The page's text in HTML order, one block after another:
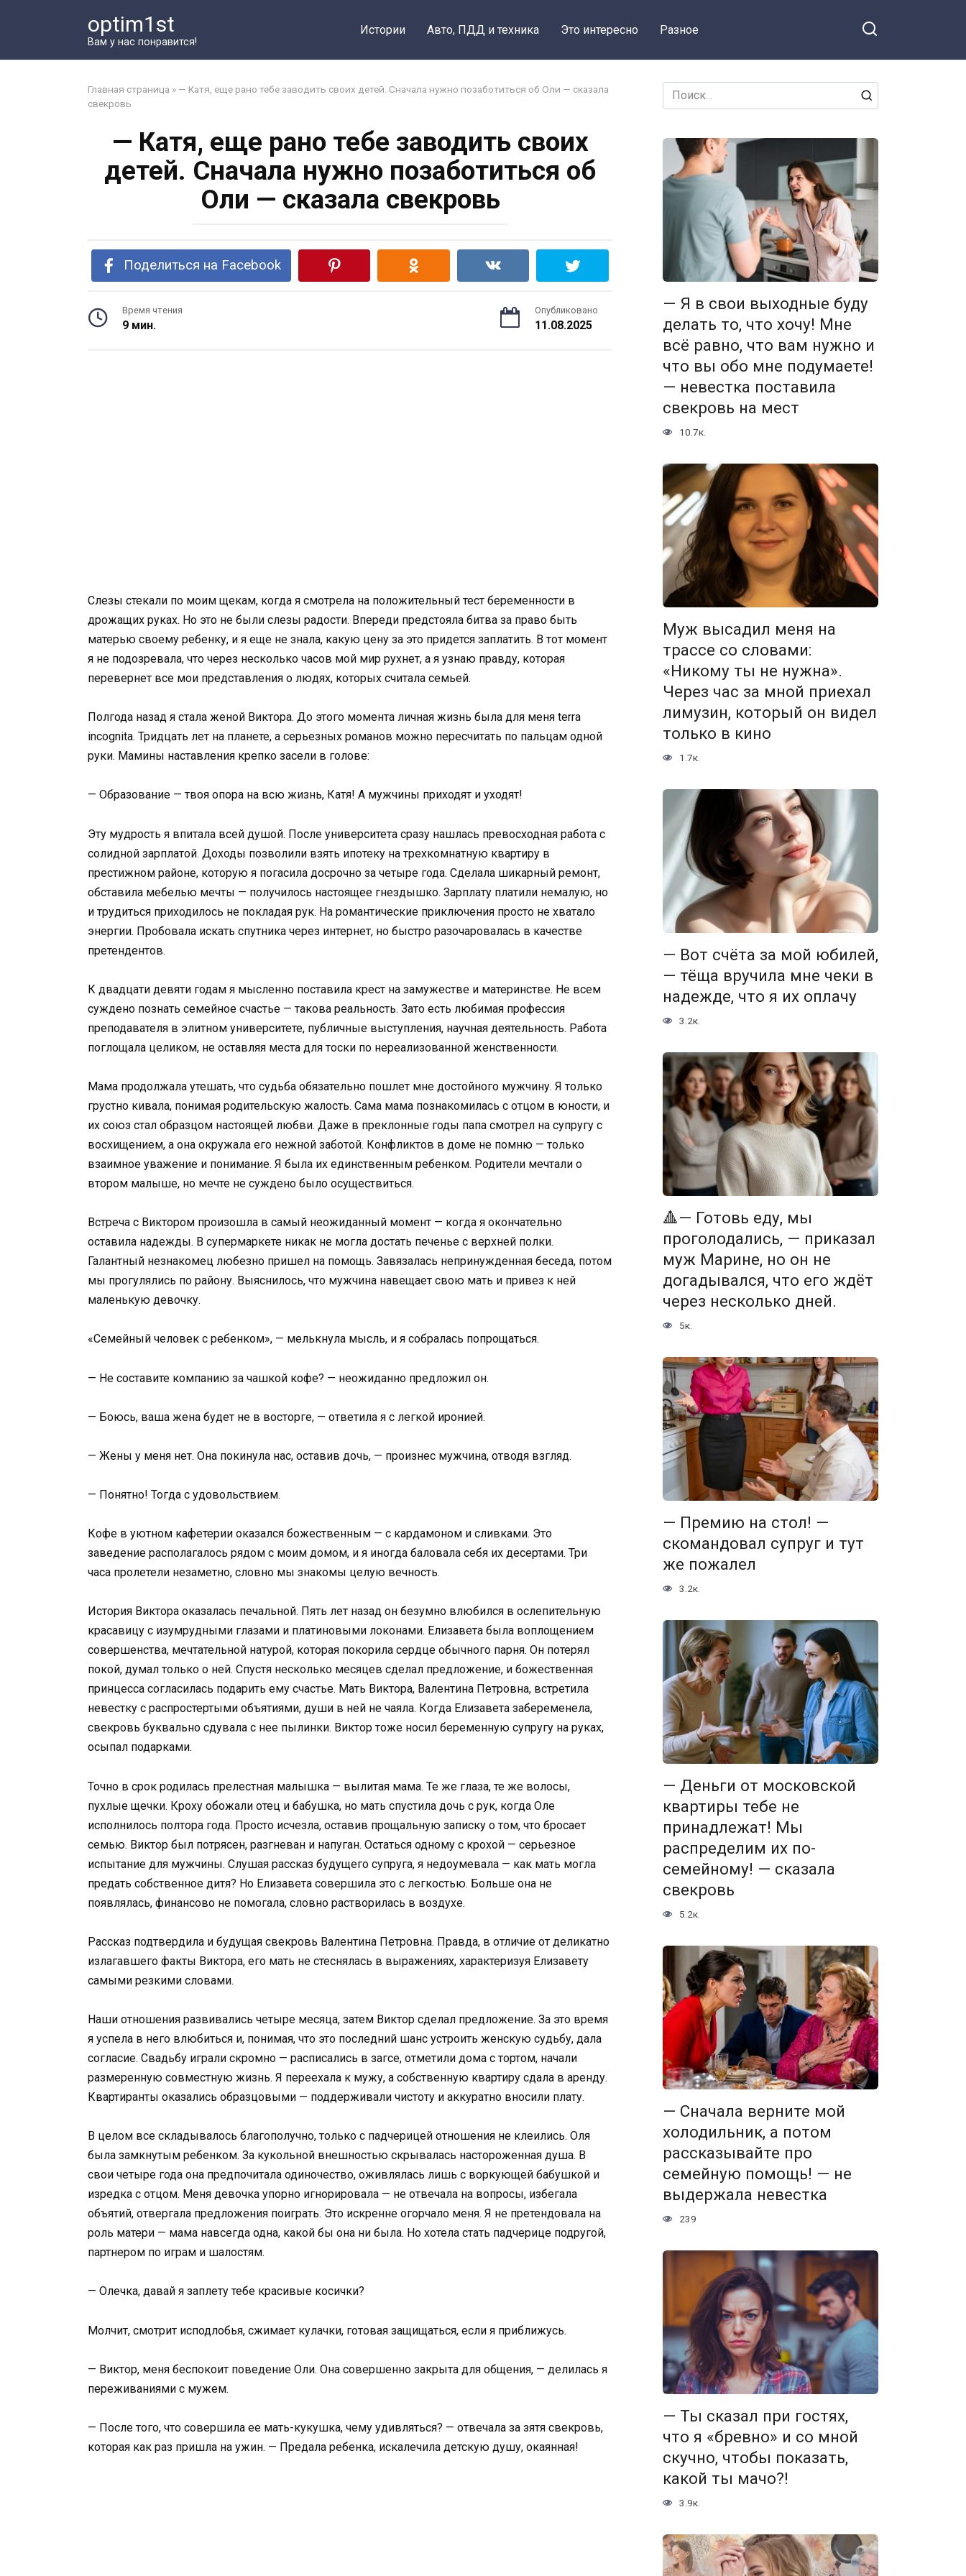
optim1st
Вам у нас понравится!
Истории Авто, ПДД и техника Это интересно Разное
Главная страница » — Катя, еще рано тебе заводить своих детей. Сначала нужно позаботиться об Оли — сказала
свекровь
— Катя, еще рано тебе заводить своих
детей. Сначала нужно позаботиться об
Оли — сказала свекровь
Поделиться на Facebook
Время чтения
9 мин.
Опубликовано
11.08.2025
Слезы стекали по моим щекам, когда я смотрела на положительный тест беременности в
дрожащих руках. Но это не были слезы радости. Впереди предстояла битва за право быть
матерью своему ребенку, и я еще не знала, какую цену за это придется заплатить. В тот момент
я не подозревала, что через несколько часов мой мир рухнет, а я узнаю правду, которая
перевернет все мои представления о людях, которых считала семьей.
Полгода назад я стала женой Виктора. До этого момента личная жизнь была для меня terra
incognita. Тридцать лет на планете, а серьезных романов можно пересчитать по пальцам одной
руки. Мамины наставления крепко засели в голове:
— Образование — твоя опора на всю жизнь, Катя! А мужчины приходят и уходят!
Эту мудрость я впитала всей душой. После университета сразу нашлась превосходная работа с
солидной зарплатой. Доходы позволили взять ипотеку на трехкомнатную квартиру в
престижном районе, которую я погасила досрочно за четыре года. Сделала шикарный ремонт,
обставила мебелью мечты — получилось настоящее гнездышко. Зарплату платили немалую, но
и трудиться приходилось не покладая рук. На романтические приключения просто не хватало
энергии. Пробовала искать спутника через интернет, но быстро разочаровалась в качестве
претендентов.
К двадцати девяти годам я мысленно поставила крест на замужестве и материнстве. Не всем
суждено познать семейное счастье — такова реальность. Зато есть любимая профессия
преподавателя в элитном университете, публичные выступления, научная деятельность. Работа
поглощала целиком, не оставляя места для тоски по нереализованной женственности.
Мама продолжала утешать, что судьба обязательно пошлет мне достойного мужчину. Я только
грустно кивала, понимая родительскую жалость. Сама мама познакомилась с отцом в юности, и
их союз стал образцом настоящей любви. Даже в преклонные годы папа смотрел на супругу с
восхищением, а она окружала его нежной заботой. Конфликтов в доме не помню — только
взаимное уважение и понимание. Я была их единственным ребенком. Родители мечтали о
втором малыше, но мечте не суждено было осуществиться.
Встреча с Виктором произошла в самый неожиданный момент — когда я окончательно
оставила надежды. В супермаркете никак не могла достать печенье с верхней полки.
Галантный незнакомец любезно пришел на помощь. Завязалась непринужденная беседа, потом
мы прогулялись по району. Выяснилось, что мужчина навещает свою мать и привез к ней
маленькую девочку.
«Семейный человек с ребенком», — мелькнула мысль, и я собралась попрощаться.
— Не составите компанию за чашкой кофе? — неожиданно предложил он.
— Боюсь, ваша жена будет не в восторге, — ответила я с легкой иронией.
— Жены у меня нет. Она покинула нас, оставив дочь, — произнес мужчина, отводя взгляд.
— Понятно! Тогда с удовольствием.
Кофе в уютном кафетерии оказался божественным — с кардамоном и сливками. Это
заведение располагалось рядом с моим домом, и я иногда баловала себя их десертами. Три
часа пролетели незаметно, словно мы знакомы целую вечность.
История Виктора оказалась печальной. Пять лет назад он безумно влюбился в ослепительную
красавицу с изумрудными глазами и платиновыми локонами. Елизавета была воплощением
совершенства, мечтательной натурой, которая покорила сердце обычного парня. Он потерял
покой, думал только о ней. Спустя несколько месяцев сделал предложение, и божественная
принцесса согласилась подарить ему счастье. Мать Виктора, Валентина Петровна, встретила
невестку с распростертыми объятиями, души в ней не чаяла. Когда Елизавета забеременела,
свекровь буквально сдувала с нее пылинки. Виктор тоже носил беременную супругу на руках,
осыпал подарками.
Точно в срок родилась прелестная малышка — вылитая мама. Те же глаза, те же волосы,
пухлые щечки. Кроху обожали отец и бабушка, но мать спустила дочь с рук, когда Оле
исполнилось полтора года. Просто исчезла, оставив прощальную записку о том, что бросает
семью. Виктор был потрясен, разгневан и напуган. Остаться одному с крохой — серьезное
испытание для мужчины. Слушая рассказ будущего супруга, я недоумевала — как мать могла
предать собственное дитя? Но Елизавета совершила это с легкостью. Больше она не
появлялась, финансово не помогала, словно растворилась в воздухе.
Рассказ подтвердила и будущая свекровь Валентина Петровна. Правда, в отличие от деликатно
излагавшего факты Виктора, его мать не стеснялась в выражениях, характеризуя Елизавету
самыми резкими словами.
Наши отношения развивались четыре месяца, затем Виктор сделал предложение. За это время
я успела в него влюбиться и, понимая, что это последний шанс устроить женскую судьбу, дала
согласие. Свадьбу играли скромно — расписались в загсе, отметили дома с тортом, начали
размеренную совместную жизнь. Я переехала к мужу, а собственную квартиру сдала в аренду.
Квартиранты оказались образцовыми — поддерживали чистоту и аккуратно вносили плату.
В целом все складывалось благополучно, только с падчерицей отношения не клеились. Оля
была замкнутым ребенком. За кукольной внешностью скрывалась настороженная душа. В
свои четыре года она предпочитала одиночество, оживлялась лишь с воркующей бабушкой и
изредка с отцом. Меня девочка упорно игнорировала — не отвечала на вопросы, избегала
объятий, отвергала предложения поиграть. Это искренне огорчало меня. Я не претендовала на
роль матери — мама навсегда одна, какой бы она ни была. Но хотела стать падчерице подругой,
партнером по играм и шалостям.
— Олечка, давай я заплету тебе красивые косички?
Молчит, смотрит исподлобья, сжимает кулачки, готовая защищаться, если я приближусь.
— Виктор, меня беспокоит поведение Оли. Она совершенно закрыта для общения, — делилась я
переживаниями с мужем.
— После того, что совершила ее мать-кукушка, чему удивляться? — отвечала за зятя свекровь,
которая как раз пришла на ужин. — Предала ребенка, искалечила детскую душу, окаянная!
Search
for:
— Я в свои выходные буду
делать то, что хочу! Мне
всё равно, что вам нужно и
что вы обо мне подумаете!
— невестка поставила
свекровь на мест
10.7к.
Муж высадил меня на
трассе со словами:
«Никому ты не нужна».
Через час за мной приехал
лимузин, который он видел
только в кино
1.7к.
— Вот счёта за мой юбилей,
— тёща вручила мне чеки в
надежде, что я их оплачу
3.2к.
🔺— Готовь еду, мы
проголодались, — приказал
муж Марине, но он не
догадывался, что его ждёт
через несколько дней.
5к.
— Премию на стол! —
скомандовал супруг и тут
же пожалел
3.2к.
— Деньги от московской
квартиры тебе не
принадлежат! Мы
распределим их по-
семейному! — сказала
свекровь
5.2к.
— Сначала верните мой
холодильник, а потом
рассказывайте про
семейную помощь! — не
выдержала невестка
239
— Ты сказал при гостях,
что я «бревно» и со мной
скучно, чтобы показать,
какой ты мачо?!
3.9к.